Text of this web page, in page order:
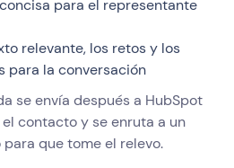
para el representante
relevante, los retos y los
para la conversación
se envía después a HubSpot
contacto y se enruta a un
que tome el relevo.